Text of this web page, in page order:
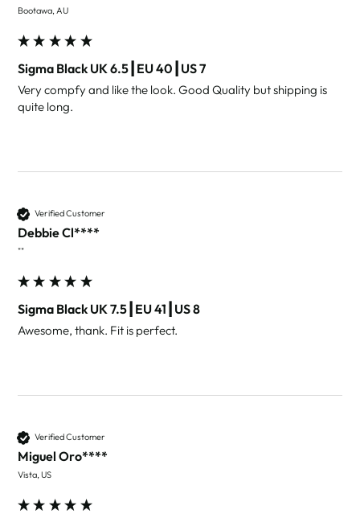
Bootawa, AU
Sigma Black UK 6.5┃EU 40┃US 7
Very compfy and like the look. Good Quality but shipping is
quite long.
Verified Customer
Debbie Cl****
""
Sigma Black UK 7.5┃EU 41┃US 8
Awesome, thank. Fit is perfect.
Verified Customer
Miguel Oro****
Vista, US